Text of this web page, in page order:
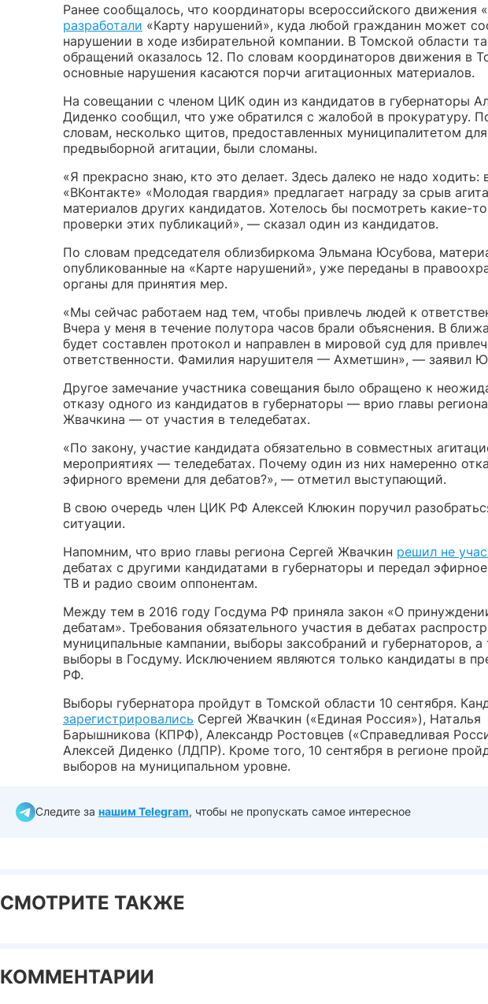
Ранее сообщалось, что координаторы всероссийского движения
разработали «Карту нарушений», куда любой гражданин может
нарушении в ходе избирательной компании. В Томской области
обращений оказалось 12. По словам координаторов движения в
основные нарушения касаются порчи агитационных материалов.
На совещании с членом ЦИК один из кандидатов в губернаторы
Диденко сообщил, что уже обратился с жалобой в прокуратуру.
словам, несколько щитов, предоставленных муниципалитетом для
предвыборной агитации, были сломаны.
«Я прекрасно знаю, кто это делает. Здесь далеко не надо ходить:
«ВКонтакте» «Молодая гвардия» предлагает награду за срыв
материалов других кандидатов. Хотелось бы посмотреть какие-
проверки этих публикаций», — сказал один из кандидатов.
По словам председателя облизбиркома Эльмана Юсубова,
опубликованные на «Карте нарушений», уже переданы в
органы для принятия мер.
«Мы сейчас работаем над тем, чтобы привлечь людей к
Вчера у меня в течение полутора часов брали объяснения. В
будет составлен протокол и направлен в мировой суд для
ответственности. Фамилия нарушителя — Ахметшин», — заявил
Другое замечание участника совещания было обращено к
отказу одного из кандидатов в губернаторы — врио главы
Жвачкина — от участия в теледебатах.
«По закону, участие кандидата обязательно в совместных
мероприятиях — теледебатах. Почему один из них намеренно
эфирного времени для дебатов?», — отметил выступающий.
В свою очередь член ЦИК РФ Алексей Клюкин поручил
ситуации.
Напомним, что врио главы региона Сергей Жвачкин решил не
дебатах с другими кандидатами в губернаторы и передал
ТВ и радио своим оппонентам.
Между тем в 2016 году Госдума РФ приняла закон «О
дебатам». Требования обязательного участия в дебатах
муниципальные кампании, выборы заксобраний и губернаторов, а
выборы в Госдуму. Исключением являются только кандидаты в
РФ.
Выборы губернатора пройдут в Томской области 10 сентября.
зарегистрировались Сергей Жвачкин («Единая Россия»), Наталья
Барышникова (КПРФ), Александр Ростовцев («Справедливая
Алексей Диденко (ЛДПР). Кроме того, 10 сентября в регионе
выборов на муниципальном уровне.
Следите за нашим Telegram, чтобы не пропускать самое интересное
СМОТРИТЕ ТАКЖЕ
КОММЕНТАРИИ